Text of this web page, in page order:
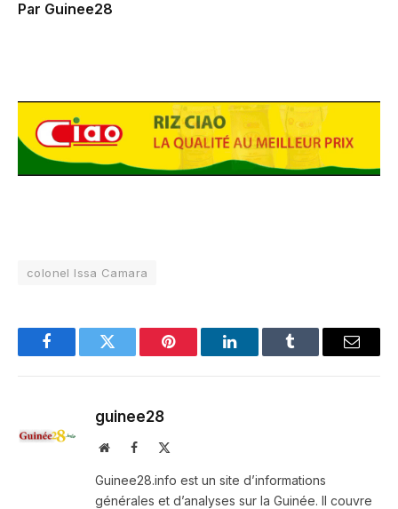
Par Guinee28
colonel Issa Camara
FacebookTwitter Pinterest LinkedInTumblr Email
guinee28
WebsiteFacebook
Guinee28.info est un site d’informations
générales et d’analyses sur la Guinée. Il couvre